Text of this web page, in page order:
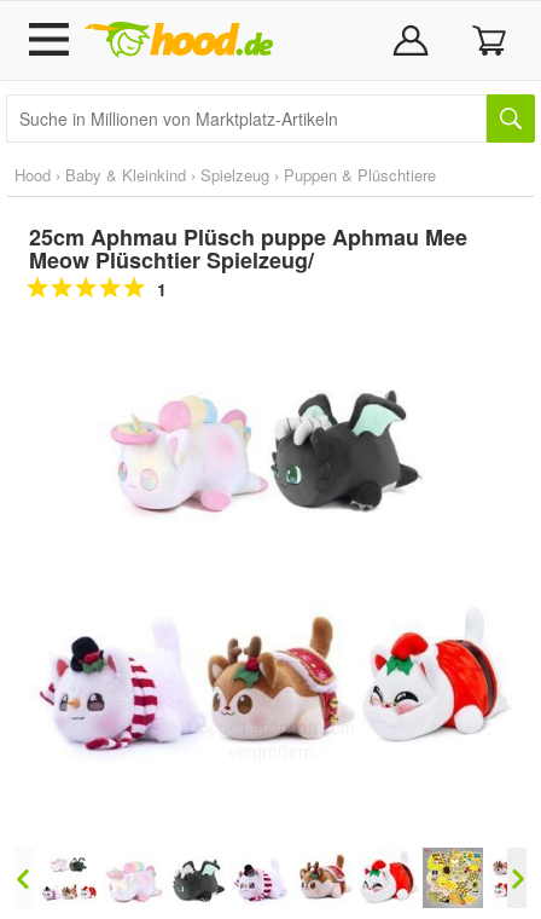
Hood › Baby & Kleinkind › Spielzeug › Puppen & Plüschtiere
25cm Aphmau Plüsch puppe Aphmau Mee
Meow Plüschtier Spielzeug/
1
Doppelt antippen zum
vergrößern